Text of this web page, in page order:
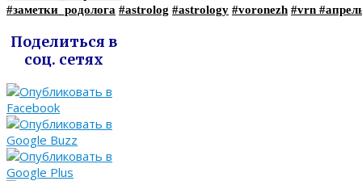
#заметки_родолога #astrolog #astrology #voronezh #vrn
Поделиться в
соц. сетях